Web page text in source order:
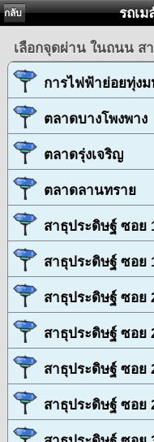
กลับ รถเ
เลือกจุดผ่าน ในถนน ส
การไฟฟ้าย่อยทุ่งม
ตลาดบางโพงพาง
ตลาดรุ่งเจริญ
ตลาดลานทราย
สาธุประดิษฐ์ ซอย
สาธุประดิษฐ์ ซอย
สาธุประดิษฐ์ ซอย
สาธุประดิษฐ์ ซอย
สาธุประดิษฐ์ ซอย
สาธุประดิษฐ์ ซอย